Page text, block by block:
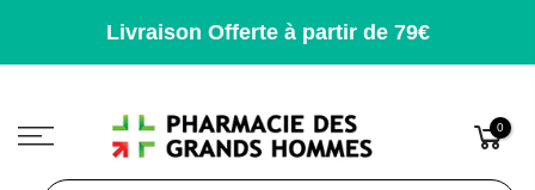
Livraison Offerte à partir de 79€
0